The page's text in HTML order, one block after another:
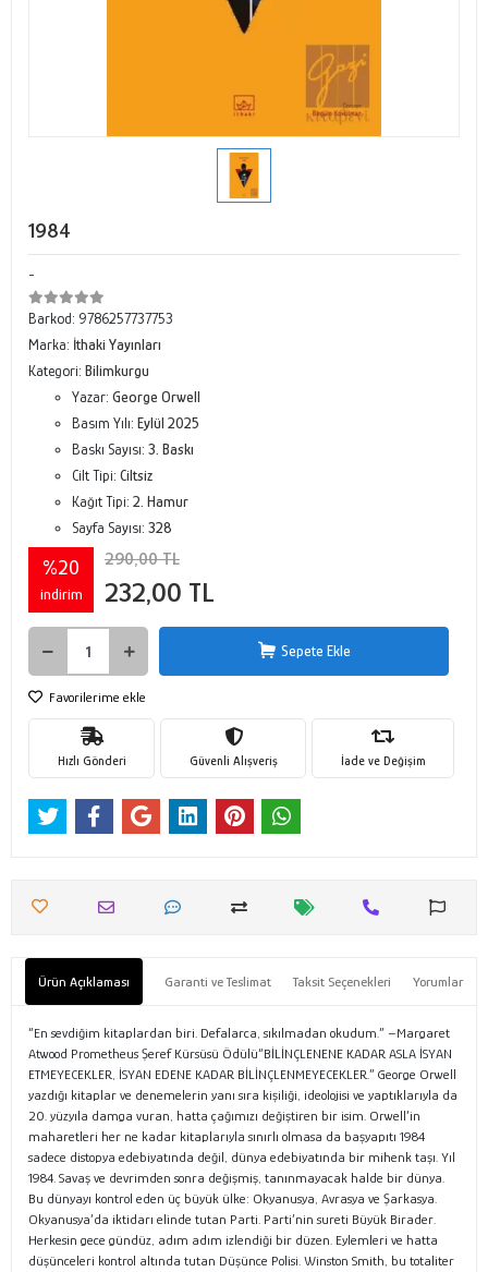
1984
-
Barkod: 9786257737753
Marka: İthaki Yayınları
Kategori: Bilimkurgu
Yazar: George Orwell
Basım Yılı: Eylül 2025
Baskı Sayısı: 3. Baskı
Cilt Tipi: Ciltsiz
Kağıt Tipi: 2. Hamur
Sayfa Sayısı: 328
%20
indirim
290,00 TL
232,00 TL
Sepete Ekle
Favorilerime ekle
Hızlı Gönderi Güvenli Alışveriş İade ve Değişim
Ürün Açıklaması Garanti ve Teslimat Taksit Seçenekleri Yorumlar
“En sevdiğim kitaplardan biri. Defalarca, sıkılmadan okudum.” –Margaret
Atwood Prometheus Şeref Kürsüsü Ödülü“BİLİNÇLENENE KADAR ASLA İSYAN
ETMEYECEKLER, İSYAN EDENE KADAR BİLİNÇLENMEYECEKLER.” George Orwell
yazdığı kitaplar ve denemelerin yanı sıra kişiliği, ideolojisi ve yaptıklarıyla da
20. yüzyıla damga vuran, hatta çağımızı değiştiren bir isim. Orwell’in
maharetleri her ne kadar kitaplarıyla sınırlı olmasa da başyapıtı 1984
sadece distopya edebiyatında değil, dünya edebiyatında bir mihenk taşı. Yıl
1984. Savaş ve devrimden sonra değişmiş, tanınmayacak halde bir dünya.
Bu dünyayı kontrol eden üç büyük ülke: Okyanusya, Avrasya ve Şarkasya.
Okyanusya’da iktidarı elinde tutan Parti. Parti’nin sureti Büyük Birader.
Herkesin gece gündüz, adım adım izlendiği bir düzen. Eylemleri ve hatta
düşünceleri kontrol altında tutan Düşünce Polisi. Winston Smith, bu totaliter